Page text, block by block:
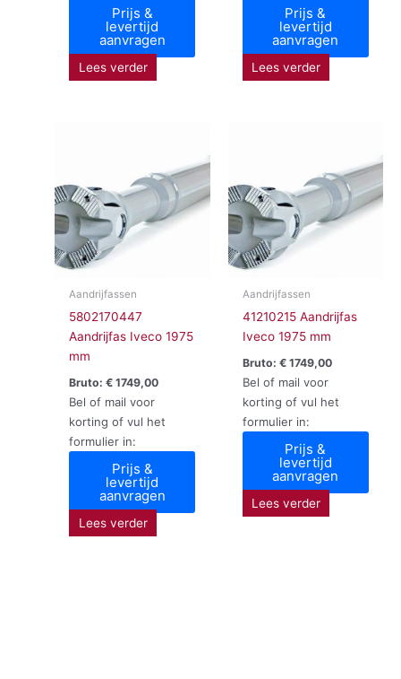
Prijs &
levertijd
aanvragen
Lees verder
Prijs &
levertijd
aanvragen
Lees verder
Aandrijfassen
5802170447
Aandrijfas Iveco 1975
mm
Bruto:€ 1749,00
Bel of mail voor
korting of vul het
formulier in:
Prijs &
levertijd
aanvragen
Lees verder
Aandrijfassen
41210215 Aandrijfas
Iveco 1975 mm
Bruto: €1749,00
Bel of mail voor
korting of vul het
formulier in:
Prijs &
levertijd
aanvragen
Lees verder